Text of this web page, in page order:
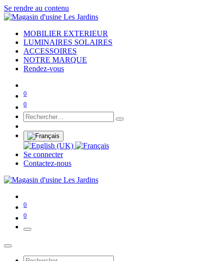
Se rendre au contenu
MOBILIER EXTERIEUR
LUMINAIRES SOLAIRES
ACCESSOIRES
NOTRE MARQUE
Rendez-vous
0
0
Se connecter
Contactez-nous
0
0